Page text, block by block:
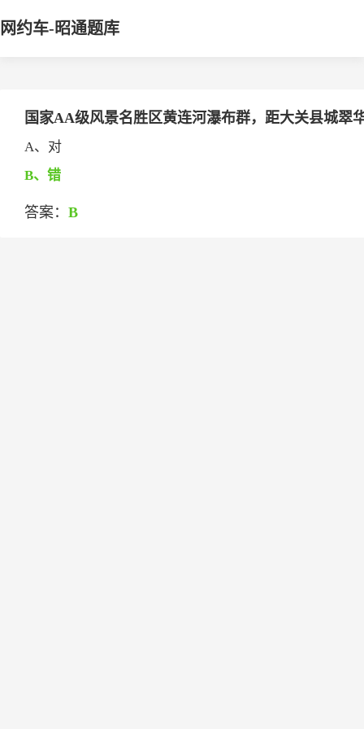
网约车-昭通题库
国家AA级风景名胜区黄连河瀑布群，距大关县城翠
A、对
B、错
答案： B